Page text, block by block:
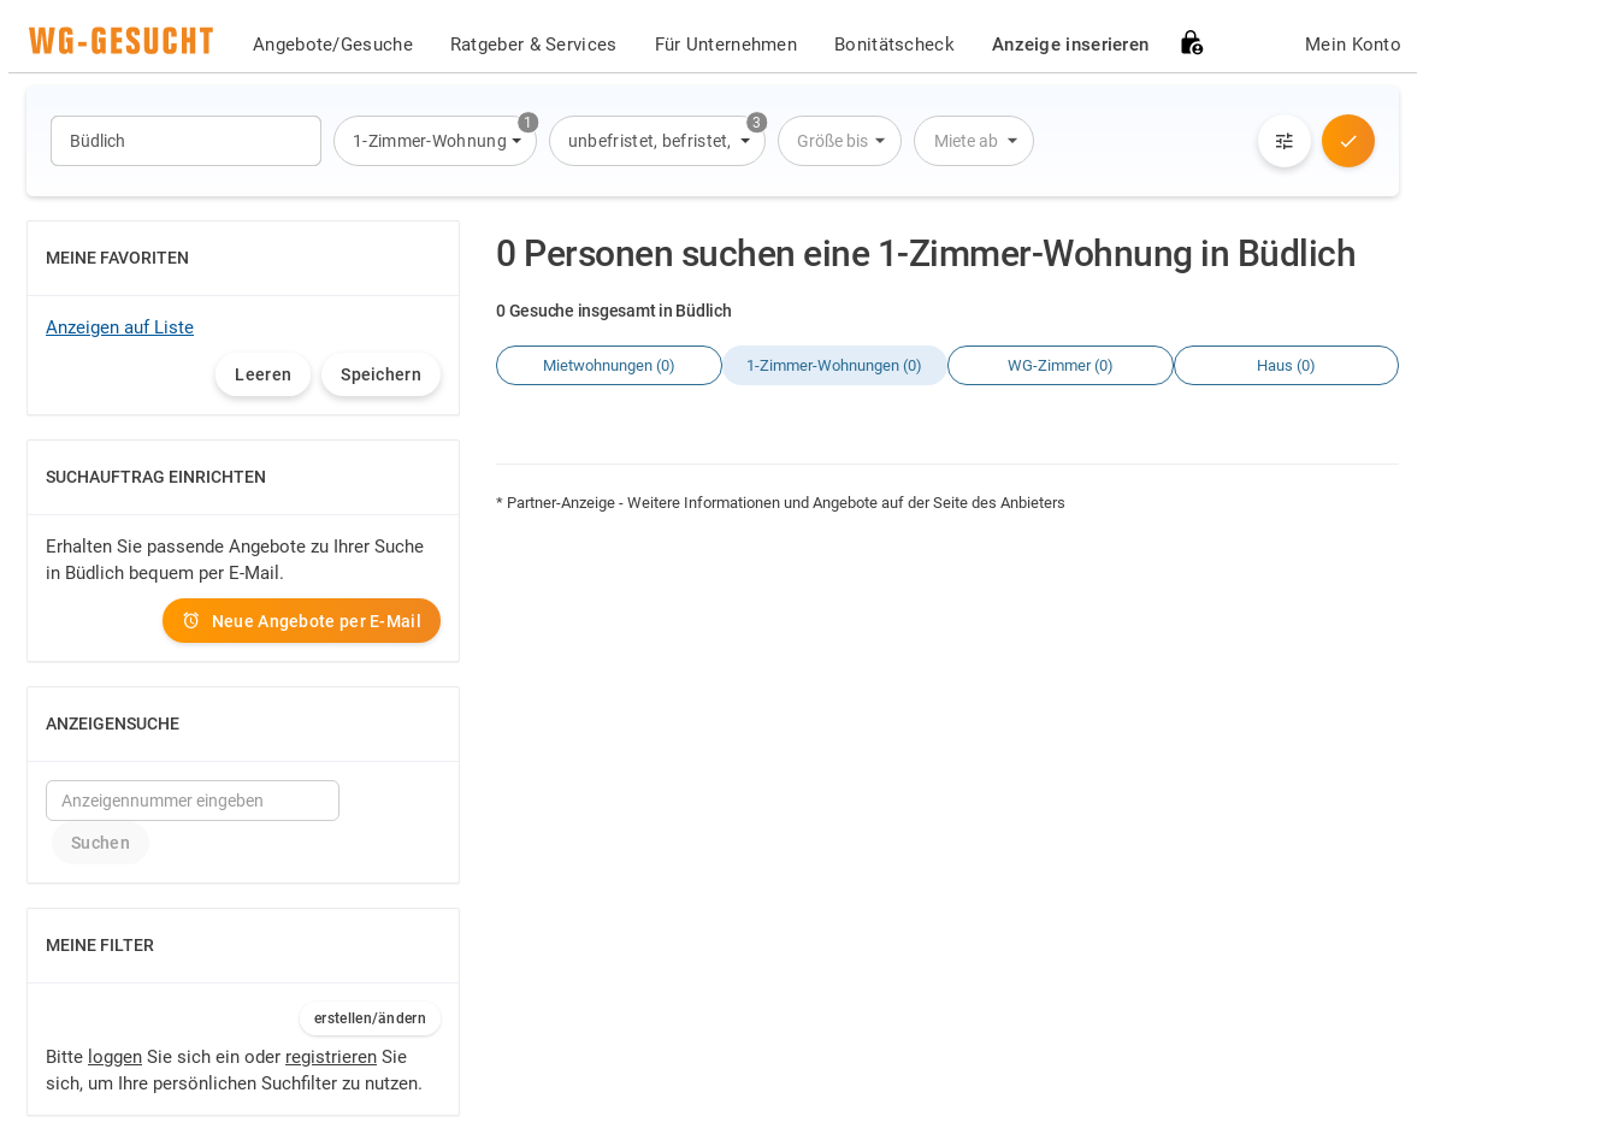
Angebote/Gesuche Ratgeber & Services Für Unternehmen Bonitätscheck Anzeige inserieren Mein Konto
1
1-Zimmer-Wohnung
3
unbefristet, befristet, Übernachtung
Größe bis Miete ab
0 Personen suchen eine 1-Zimmer-Wohnung in Büdlich
0 Gesuche insgesamt in Büdlich
Mietwohnungen (0) 1-Zimmer-Wohnungen (0) WG-Zimmer (0) Haus (0)
* Partner-Anzeige - Weitere Informationen und Angebote auf der Seite des Anbieters
MEINE FAVORITEN
EINBLENDEN
Anzeigen auf Liste
Leeren Speichern
SUCHAUFTRAG EINRICHTEN
EINBLENDEN
Erhalten Sie passende Angebote zu Ihrer Suche
in Büdlich bequem per E-Mail.
Neue Angebote per E-Mail
ANZEIGENSUCHE
EINBLENDEN
MEINE FILTER
EINBLENDEN
erstellen/ändern
Bitte loggen Sie sich ein oder registrieren Sie
sich, um Ihre persönlichen Suchfilter zu nutzen.